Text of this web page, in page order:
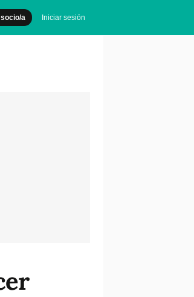
socio/a Iniciar sesión